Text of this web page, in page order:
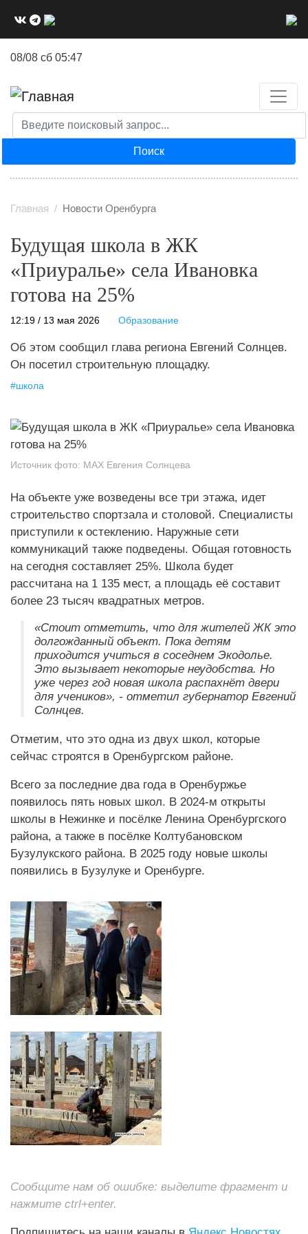
08/08 сб 05:47
Поиск
Главная Новости Оренбурга
Будущая школа в ЖК
«Приуралье» села Ивановка
готова на 25%
12:19 / 13 мая 2026 Образование
Об этом сообщил глава региона Евгений Солнцев.
Он посетил строительную площадку.
#школа
Источник фото: MAX Евгения Солнцева
На объекте уже возведены все три этажа, идет
строительство спортзала и столовой. Специалисты
приступили к остеклению. Наружные сети
коммуникаций также подведены. Общая готовность
на сегодня составляет 25%. Школа будет
рассчитана на 1 135 мест, а площадь её составит
более 23 тысяч квадратных метров.
«Стоит отметить, что для жителей ЖК это
долгожданный объект. Пока детям
приходится учиться в соседнем Экодолье.
Это вызывает некоторые неудобства. Но
уже через год новая школа распахнёт двери
для учеников», - отметил губернатор Евгений
Солнцев.
Отметим, что это одна из двух школ, которые
сейчас строятся в Оренбургском районе.
Всего за последние два года в Оренбуржье
появилось пять новых школ. В 2024-м открыты
школы в Нежинке и посёлке Ленина Оренбургского
района, а также в посёлке Колтубановском
Бузулукского района. В 2025 году новые школы
появились в Бузулуке и Оренбурге.
Сообщите нам об ошибке: выделите фрагмент и
нажмите ctrl+enter.